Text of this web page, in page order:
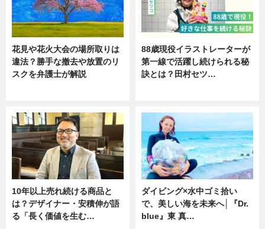
花見や花火大会の場所取りは
違法？勝手な撤去や放置のリ
スクを弁護士が解説
88歳現役イラストレーターが
第一線で活躍し続けられる秘
訣とは？田村セツ…
10年以上売れ続ける商品と
は？デザイナー・安積伸が語
る「長く価値を生む…
ダイビング×水中ゴミ拾い
で、美しい海を未来へ│『Dr.
blue』東 真…